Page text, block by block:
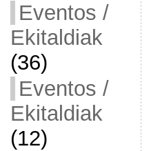
Eventos /
Ekitaldiak
(36)
Eventos /
Ekitaldiak
(12)